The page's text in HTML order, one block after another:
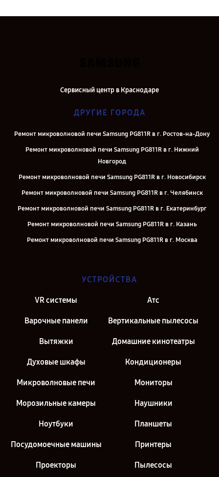
Сервисный центр в Краснодаре
ДРУГИЕ ГОРОДА
Ремонт микроволновой печи Samsung PG811R в г. Ростов-на-Дону
Ремонт микроволновой печи Samsung PG811R в г. Нижний
Новгород
Ремонт микроволновой печи Samsung PG811R в г. Новосибирск
Ремонт микроволновой печи Samsung PG811R в г. Челябинск
Ремонт микроволновой печи Samsung PG811R в г. Екатеринбург
Ремонт микроволновой печи Samsung PG811R в г. Казань
Ремонт микроволновой печи Samsung PG811R в г. Москва
УСТРОЙСТВА
VR системы Атс
Варочные панели Вертикальные пылесосы
Вытяжки Домашние кинотеатры
Духовые шкафы Кондиционеры
Микроволновые печи Мониторы
Морозильные камеры Наушники
Ноутбуки Планшеты
Посудомоечные машины Принтеры
Проекторы Пылесосы